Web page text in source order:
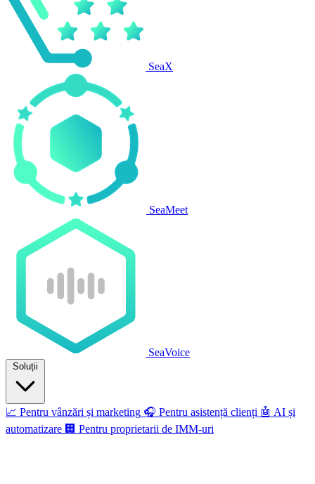
SeaX
SeaMeet
SeaVoice
Soluții
📈 Pentru vânzări și marketing 🎧 Pentru asistență clienți 🤖 AI și
automatizare 🏢 Pentru proprietarii de IMM-uri